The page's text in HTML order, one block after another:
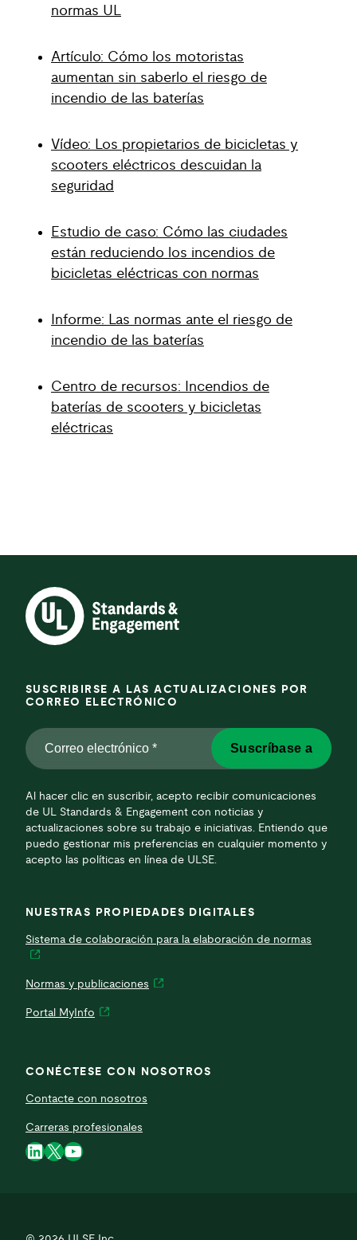
normas UL
Artículo: Cómo los motoristas
aumentan sin saberlo el riesgo de
incendio de las baterías
Vídeo: Los propietarios de bicicletas y
scooters eléctricos descuidan la
seguridad
Estudio de caso: Cómo las ciudades
están reduciendo los incendios de
bicicletas eléctricas con normas
Informe: Las normas ante el riesgo de
incendio de las baterías
Centro de recursos: Incendios de
baterías de scooters y bicicletas
eléctricas
SUSCRIBIRSE A LAS ACTUALIZACIONES POR
CORREO ELECTRÓNICO
Correo
electrónico
Al hacer clic en suscribir, acepto recibir comunicaciones
de UL Standards & Engagement con noticias y
actualizaciones sobre su trabajo e iniciativas. Entiendo que
puedo gestionar mis preferencias en cualquier momento y
acepto las políticas en línea de ULSE.
Suscríbase a
NUESTRAS PROPIEDADES DIGITALES
Sistema de colaboración para la elaboración de normas
Normas y publicaciones
Portal MyInfo
CONÉCTESE CON NOSOTROS
Contacte con nosotros
Carreras profesionales
LinkedIn
X YouTube